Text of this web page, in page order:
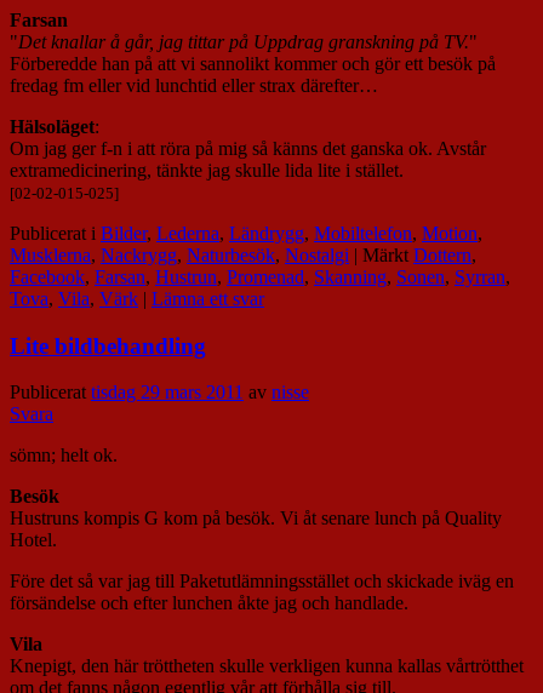
Farsan
"Det knallar å går, jag tittar på Uppdrag granskning på TV."
Förberedde han på att vi sannolikt kommer och gör ett besök på
fredag fm eller vid lunchtid eller strax därefter…
Hälsoläget:
Om jag ger f-n i att röra på mig så känns det ganska ok. Avstår
extramedicinering, tänkte jag skulle lida lite i stället.
[02-02-015-025]
Publicerat i Bilder, Lederna, Ländrygg, Mobiltelefon, Motion,
Musklerna, Nackrygg, Naturbesök, Nostalgi | Märkt Dottern,
Facebook, Farsan, Hustrun, Promenad, Skanning, Sonen, Syrran,
Tova, Vila, Värk | Lämna ett svar
Lite bildbehandling
Publicerat tisdag 29 mars 2011 av nisse
Svara
sömn; helt ok.
Besök
Hustruns kompis G kom på besök. Vi åt senare lunch på Quality
Hotel.
Före det så var jag till Paketutlämningsstället och skickade iväg en
försändelse och efter lunchen åkte jag och handlade.
Vila
Knepigt, den här tröttheten skulle verkligen kunna kallas vårtrötthet
om det fanns någon egentlig vår att förhålla sig till.